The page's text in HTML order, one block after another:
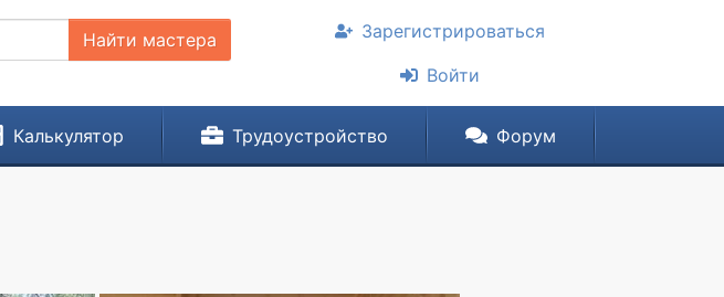
Найти мастера
Зарегистрироваться
Войти
Калькулятор Трудоустройство Форум